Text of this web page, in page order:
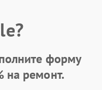
форму
на ремонт.